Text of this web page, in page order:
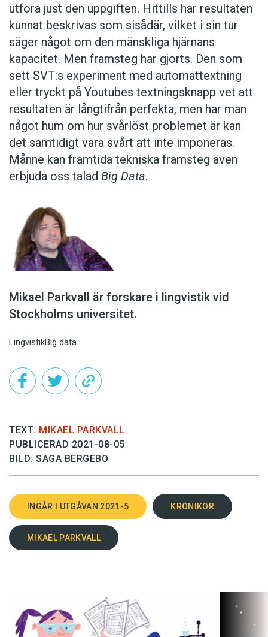
utföra just den uppgiften. Hittills har resultaten
kunnat beskrivas som sisådär, vilket i sin tur
säger något om den mänskliga hjärnans
kapacitet. Men framsteg har gjorts. Den som
sett SVT:s experiment med automattextning
eller tryckt på Youtubes textningsknapp vet att
resultaten är långtifrån perfekta, men har man
något hum om hur svårlöst problemet är kan
det samtidigt vara svårt att inte imponeras.
Månne kan framtida tekniska framsteg även
erbjuda oss talad Big Data.
Mikael Parkvall är forskare i lingvistik vid
Stockholms universitet.
LingvistikBig data
TEXT: MIKAEL PARKVALL
PUBLICERAD 2021-08-05
BILD: SAGA BERGEBO
INGÅR I UTGÅVAN 2021-5 KRÖNIKOR
MIKAEL PARKVALL